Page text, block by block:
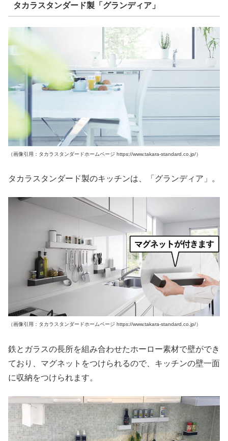
タカラスタンダード製「グランディア」
（画像引用：タカラスタンダードホームページ https://www.takara-standard.co.jp/）
タカラスタンダード製のキッチンは、「グランディア」。
（画像引用：タカラスタンダードホームページ https://www.takara-standard.co.jp/）
鉄とガラスの長所を組み合わせたホーロー素材で壁ができ
ており、マグネットをつけられるので、キッチンの壁一面
に収納をつけられます。